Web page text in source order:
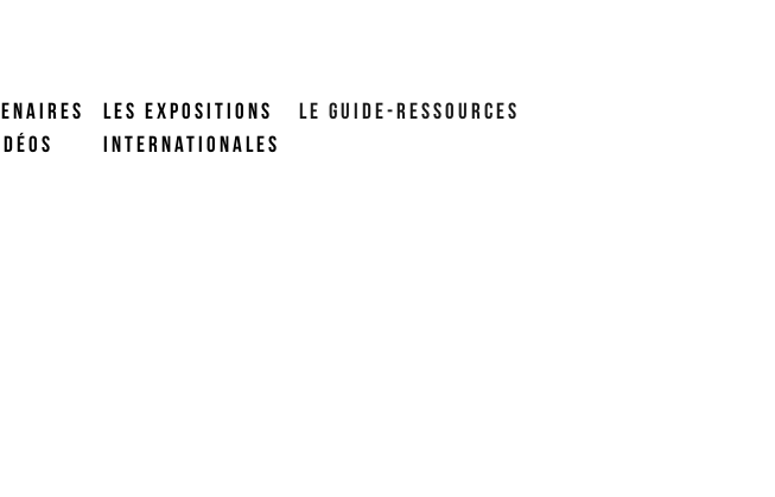
LES EXPOSITIONS
INTERNATIONALES
LE GUIDE-RESSOURCES